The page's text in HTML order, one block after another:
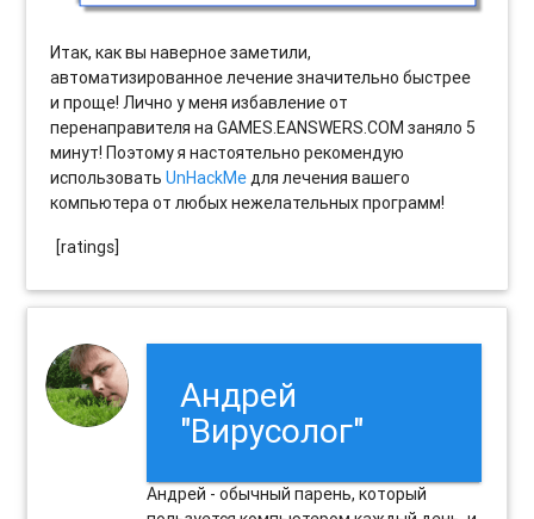
Итак, как вы наверное заметили,
автоматизированное лечение значительно быстрее
и проще! Лично у меня избавление от
перенаправителя на GAMES.EANSWERS.COM заняло 5
минут! Поэтому я настоятельно рекомендую
использоватьUnHackMeдля лечения вашего
компьютера от любых нежелательных программ!
[ratings]
Андрей
"Вирусолог"
Андрей - обычный парень, который